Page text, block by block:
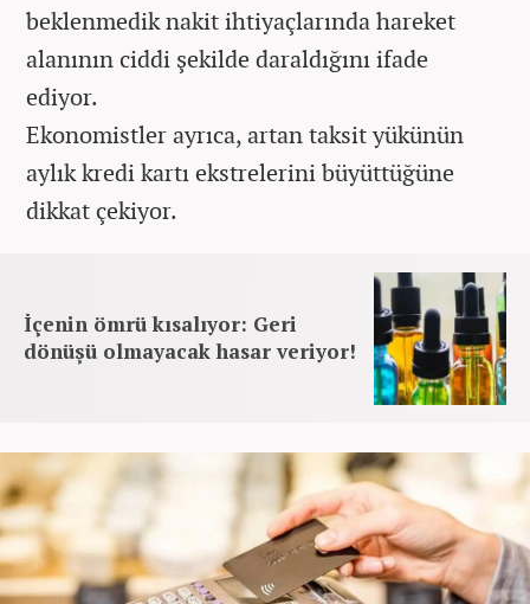
beklenmedik nakit ihtiyaçlarında hareket
alanının ciddi şekilde daraldığını ifade
ediyor.
Ekonomistler ayrıca, artan taksit yükünün
aylık kredi kartı ekstrelerini büyüttüğüne
dikkat çekiyor.
İçenin ömrü kısalıyor: Geri
dönüşü olmayacak hasar veriyor!